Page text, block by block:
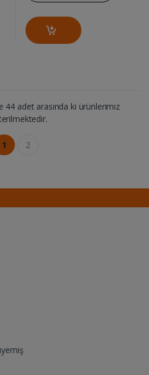
44 adet arasında ki ürünlerimiz
1 2